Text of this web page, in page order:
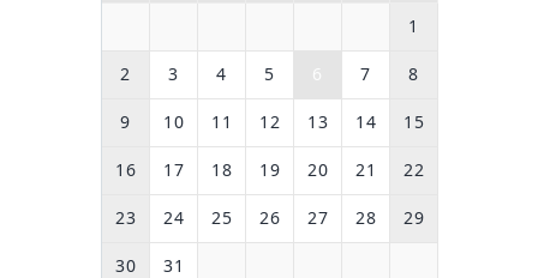
1
2 3 4 5 6 7 8
9 10 11 12 13 14 15
16 17 18 19 20 21 22
23 24 25 26 27 28 29
30 31